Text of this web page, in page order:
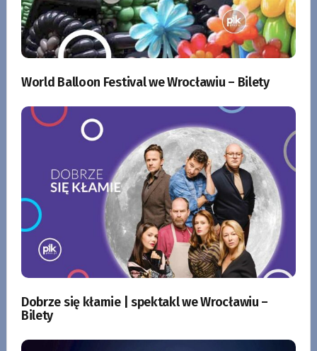
World Balloon Festival we Wrocławiu – Bilety
Dobrze się kłamie | spektakl we Wrocławiu –
Bilety